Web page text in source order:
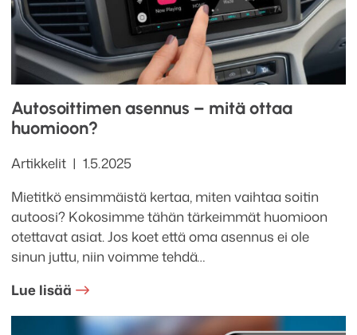
Autosoittimen asennus – mitä ottaa
huomioon?
Kategoriat
Artikkelit Julkaistu
1.5.2025
Mietitkö ensimmäistä kertaa, miten vaihtaa soitin
autoosi? Kokosimme tähän tärkeimmät huomioon
otettavat asiat. Jos koet että oma asennus ei ole
sinun juttu, niin voimme tehdä…
Lue lisää